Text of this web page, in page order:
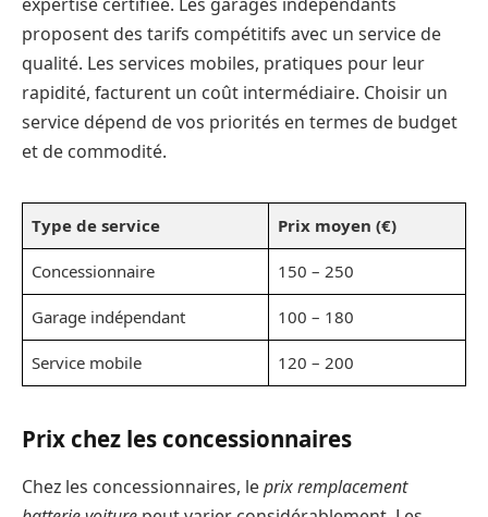
proposent des tarifs compétitifs avec un service de
qualité. Les services mobiles, pratiques pour leur
rapidité, facturent un coût intermédiaire. Choisir un
service dépend de vos priorités en termes de budget
et de commodité.
Type de service Prix moyen (€)
Concessionnaire 150 – 250
Garage indépendant 100 – 180
Service mobile 120 – 200
Prix chez les concessionnaires
Chez les concessionnaires, leprix remplacement